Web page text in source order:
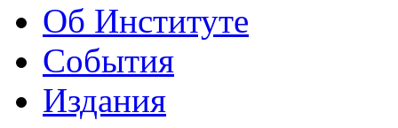
Об Институте
События
Издания